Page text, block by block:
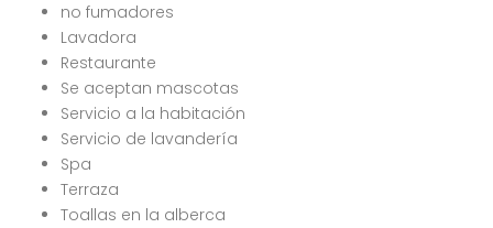
no fumadores
Lavadora
Restaurante
Se aceptan mascotas
Servicio a la habitación
Servicio de lavandería
Spa
Terraza
Toallas en la alberca